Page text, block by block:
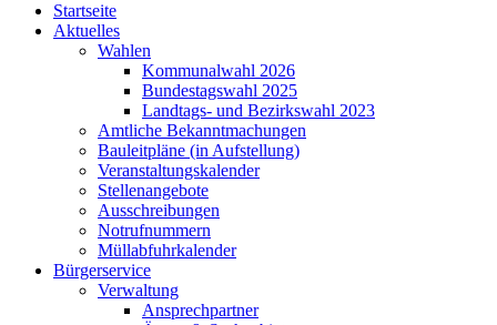
Startseite
Aktuelles
Wahlen
Kommunalwahl 2026
Bundestagswahl 2025
Landtags- und Bezirkswahl 2023
Amtliche Bekanntmachungen
Bauleitpläne (in Aufstellung)
Veranstaltungskalender
Stellenangebote
Ausschreibungen
Notrufnummern
Müllabfuhrkalender
Bürgerservice
Verwaltung
Ansprechpartner